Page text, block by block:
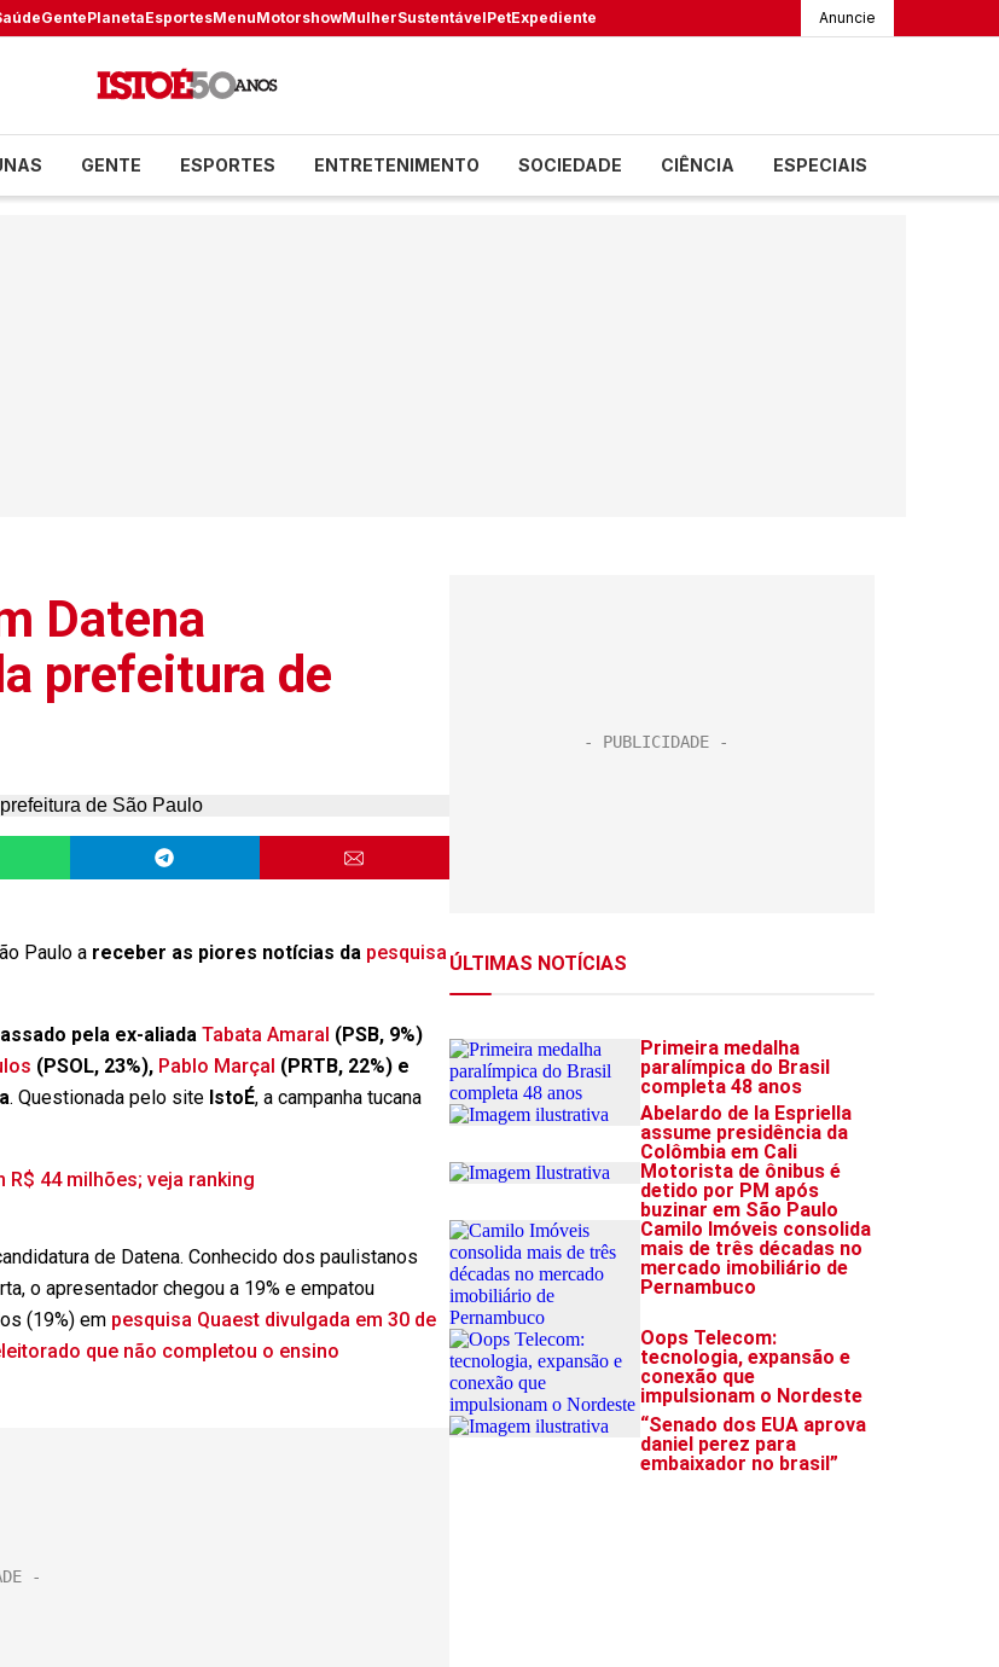
GentePlanetaEsportesMenuMotorshowMulherSustentávelPetExpediente Anuncie
GENTE ESPORTES ENTRETENIMENTO SOCIEDADE CIÊNCIA ESPECIAIS
Datena
prefeitura de
Paulo a receber as piores notícias da pesquisa
pela ex-aliada Tabata Amaral (PSB, 9%)
(PSOL, 23%), Pablo Marçal (PRTB, 22%) e
. Questionada pelo site IstoÉ, a campanha tucana
R$ 44 milhões; veja ranking
de Datena. Conhecido dos paulistanos
o apresentador chegou a 19% e empatou
(19%) em pesquisa Quaest divulgada em 30 de
que não completou o ensino